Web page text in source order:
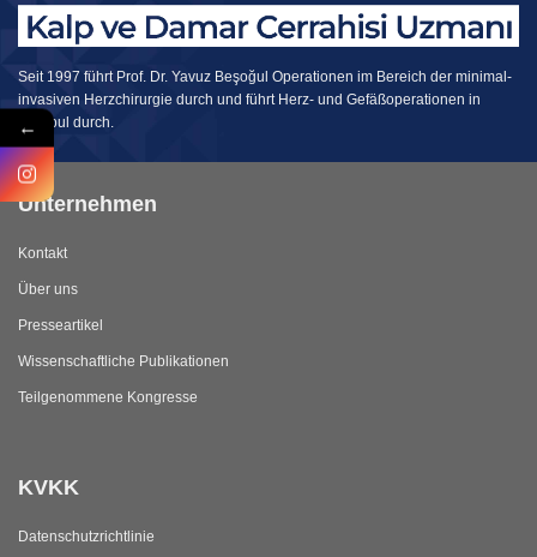
Seit 1997 führt Prof. Dr. Yavuz Beşoğul Operationen im Bereich der minimal-
invasiven Herzchirurgie durch und führt Herz- und Gefäßoperationen in
Istanbul durch.
Unternehmen
Kontakt
Über uns
Presseartikel
Wissenschaftliche Publikationen
Teilgenommene Kongresse
KVKK
Datenschutzrichtlinie
←